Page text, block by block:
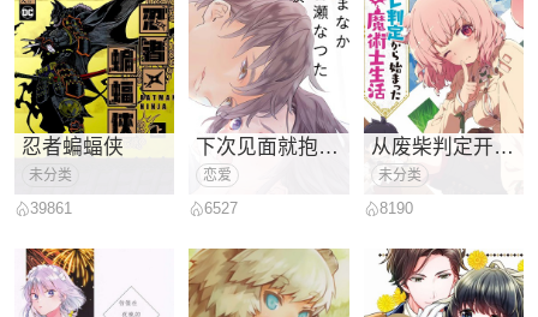
忍者蝙蝠侠
未分类
39861
下次见面就抱你。初恋对象再重逢已
恋爱
6527
从废柴判定开始
未分类
8190